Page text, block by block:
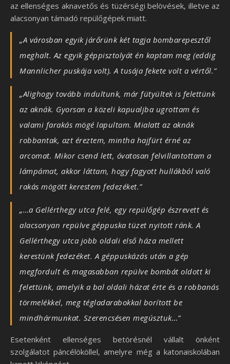
az ellenséges aknavetős és tüzérségi belövések, illetve az
alacsonyan támadó repülőgépek miatt.
„A városban egyik járőrünk két tagja bombarepesztől
meghalt. Az egyik géppisztolyát én kaptam meg (eddig
Mannlicher puskája volt). A tusája fekete volt a vértől.”
„Alighogy tovább indultunk, már fütyültek is felettünk
az aknák. Gyorsan a közeli kapualjba ugrottam és
valami farakás mögé lapultam. Mialatt az aknák
robbantak, azt éreztem, mintha hajfürt érné az
arcomat. Mikor csend lett, óvatosan felvillantottam a
lámpámat, akkor láttam, hogy fagyott hullákból való
rakás mögött kerestem fedezéket.”
„…a Gellérthegy utca felé, egy repülőgép észrevett és
alacsonyan repülve géppuska tüzet nyitott ránk. A
Gellérthegy utca jobb oldali első háza mellett
kerestünk fedezéket. A géppuskázás után a gép
megfordult és magasabban repülve bombát oldott ki
felettünk, amelyik a bal oldali házat érte és a robbanás
törmelékkel, meg tégladarabokkal borított be
mindhármunkat. Szerencsésen megúsztuk…”
Esetenként ellenséges betörésnél vállalt önként
szolgálatot páncélököllel, amelyre még a katonaiskolában